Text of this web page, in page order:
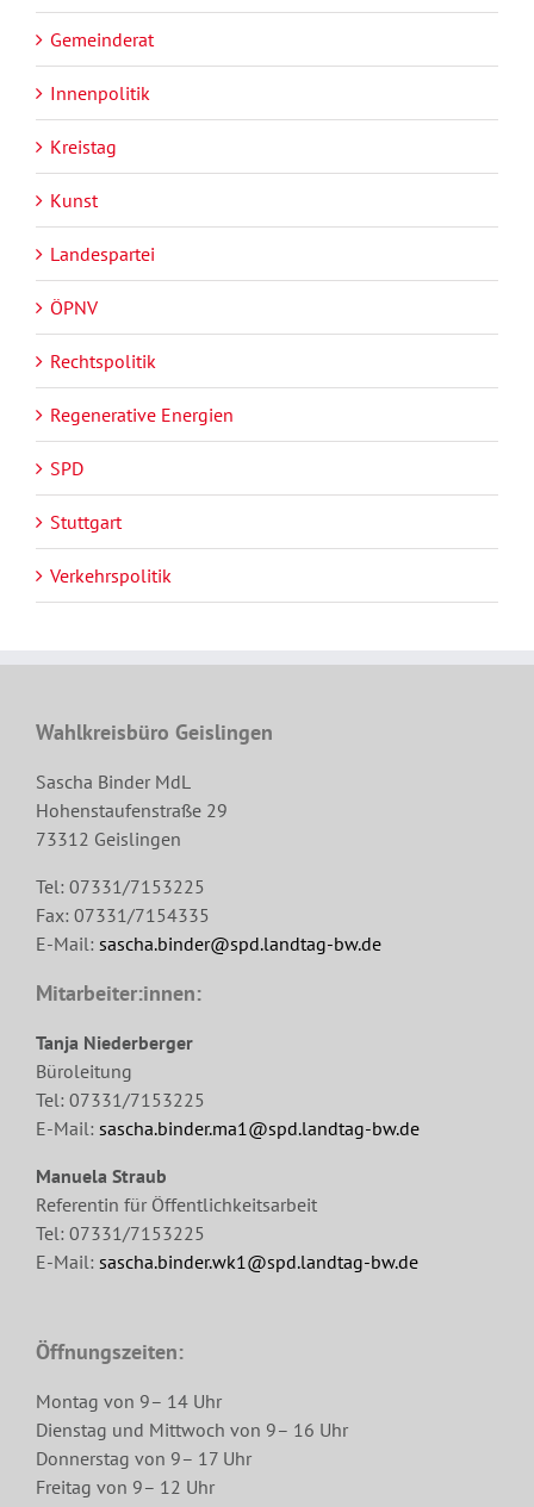
Gemeinderat
Innenpolitik
Kreistag
Kunst
Landespartei
ÖPNV
Rechtspolitik
Regenerative Energien
SPD
Stuttgart
Verkehrspolitik
Wahlkreisbüro Geislingen
Sascha Binder MdL
Hohenstaufenstraße 29
73312 Geislingen
Tel: 07331/7153225
Fax: 07331/7154335
E-Mail: sascha.binder@spd.landtag-bw.de
Mitarbeiter:innen:
Tanja Niederberger
Büroleitung
Tel: 07331/7153225
E-Mail: sascha.binder.ma1@spd.landtag-bw.de
Manuela Straub
Referentin für Öffentlichkeitsarbeit
Tel: 07331/7153225
E-Mail: sascha.binder.wk1@spd.landtag-bw.de
Öffnungszeiten:
Montag von 9– 14 Uhr
Dienstag und Mittwoch von 9– 16 Uhr
Donnerstag von 9– 17 Uhr
Freitag von 9– 12 Uhr